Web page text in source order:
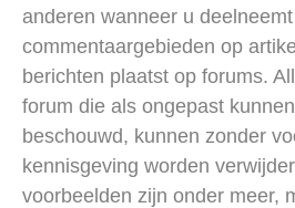
anderen wanneer u
commentaargebieden op
berichten plaatst op forums.
forum die als ongepast
beschouwd, kunnen zonder
kennisgeving worden
voorbeelden zijn onder meer,